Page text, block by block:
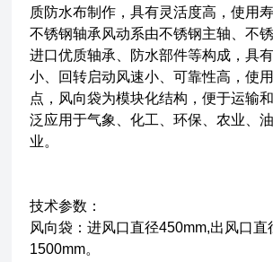
质防水布制作，具有灵活度高，使用
不锈钢轴承风动系由不锈钢主轴、不
进口优质轴承、防水部件等构成，具
小、回转启动风速小、可靠性高，使
点，风向袋为模块化结构，便于运输
泛应用于气象、化工、环保、农业、
业。
技术参数：
风向袋：进风口直径450mm,出风口直
1500mm。